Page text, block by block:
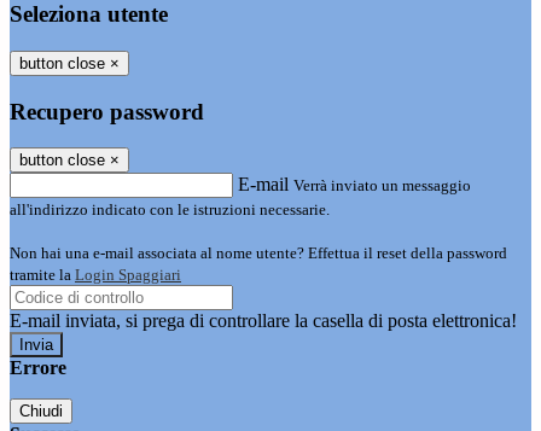
Seleziona utente
button close ×
Recupero password
button close ×
E-mail Verrà inviato un messaggio
all'indirizzo indicato con le istruzioni necessarie.
Non hai una e-mail associata al nome utente? Effettua il reset della password
tramite la Login Spaggiari
E-mail inviata, si prega di controllare la casella di posta elettronica!
Errore
Chiudi